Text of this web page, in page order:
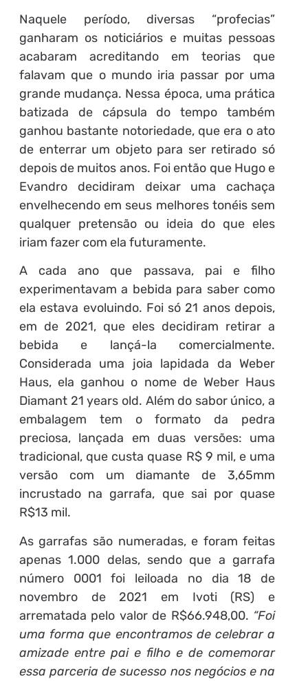
Naquele período, diversas “profecias”
ganharam os noticiários e muitas pessoas
acabaram acreditando em teorias que
falavam que o mundo iria passar por uma
grande mudança. Nessa época, uma prática
batizada de cápsula do tempo também
ganhou bastante notoriedade, que era o ato
de enterrar um objeto para ser retirado só
depois de muitos anos. Foi então que Hugo e
Evandro decidiram deixar uma cachaça
envelhecendo em seus melhores tonéis sem
qualquer pretensão ou ideia do que eles
iriam fazer com ela futuramente.
A cada ano que passava, pai e filho
experimentavam a bebida para saber como
ela estava evoluindo. Foi só 21 anos depois,
em de 2021, que eles decidiram retirar a
bebida e lançá-la comercialmente.
Considerada uma joia lapidada da Weber
Haus, ela ganhou o nome de Weber Haus
Diamant 21 years old. Além do sabor único, a
embalagem tem o formato da pedra
preciosa, lançada em duas versões: uma
tradicional, que custa quase R$ 9 mil, e uma
versão com um diamante de 3,65mm
incrustado na garrafa, que sai por quase
R$13 mil.
As garrafas são numeradas, e foram feitas
apenas 1.000 delas, sendo que a garrafa
número 0001 foi leiloada no dia 18 de
novembro de 2021 em Ivoti (RS) e
arrematada pelo valor de R$66.948,00. “Foi
uma forma que encontramos de celebrar a
amizade entre pai e filho e de comemorar
essa parceria de sucesso nos negócios e na